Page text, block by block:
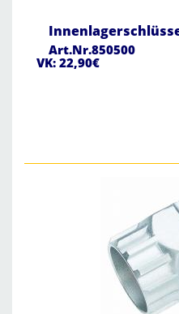
Art.Nr.850500
VK: 22,90€